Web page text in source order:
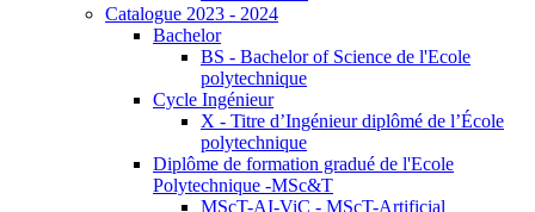
Catalogue 2023 - 2024
Bachelor
BS - Bachelor of Science de l'Ecole
polytechnique
Cycle Ingénieur
X - Titre d’Ingénieur diplômé de l’École
polytechnique
Diplôme de formation gradué de l'Ecole
Polytechnique -MSc&T
MScT-AI-ViC - MScT-Artificial